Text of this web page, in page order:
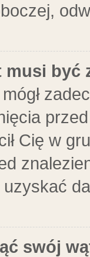
musi być
Cię w
swój